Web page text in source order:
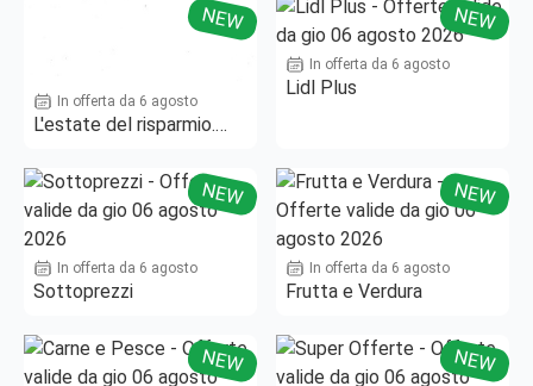
NEW
In offerta da 6 agosto
L'estate del risparmio.
NEW
In offerta da 6 agosto
Lidl Plus
NEW
In offerta da 6 agosto
Sottoprezzi
NEW
In offerta da 6 agosto
Frutta e Verdura
NEW NEW